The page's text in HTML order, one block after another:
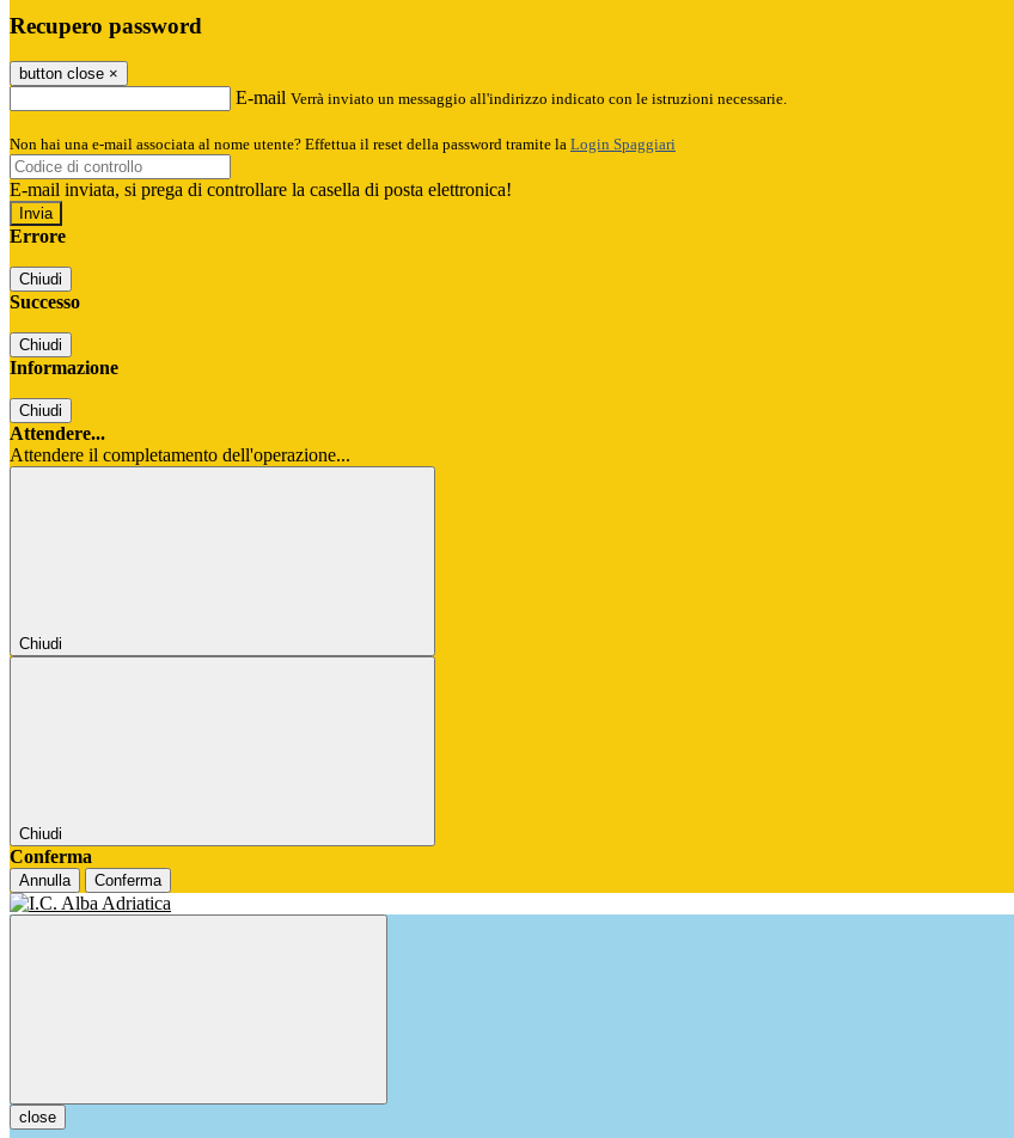
Recupero password
button close ×
E-mail Verrà inviato un messaggio all'indirizzo indicato con le istruzioni necessarie.
Non hai una e-mail associata al nome utente? Effettua il reset della password tramite la Login Spaggiari
E-mail inviata, si prega di controllare la casella di posta elettronica!
Errore
Chiudi
Successo
Chiudi
Informazione
Chiudi
Attendere...
Attendere il completamento dell'operazione...
Chiudi
Chiudi
Conferma
Annulla Conferma
close